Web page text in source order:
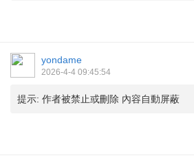
yondame
2026-4-4 09:45:54
提示: 作者被禁止或刪除 內容自動屏蔽